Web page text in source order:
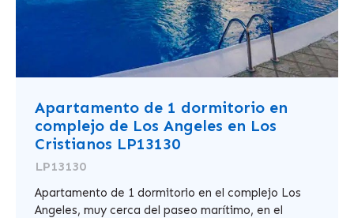
Apartamento de 1 dormitorio en
complejo de Los Angeles en Los
Cristianos LP13130
LP13130
Apartamento de 1 dormitorio en el complejo Los
Angeles, muy cerca del paseo marítimo, en el